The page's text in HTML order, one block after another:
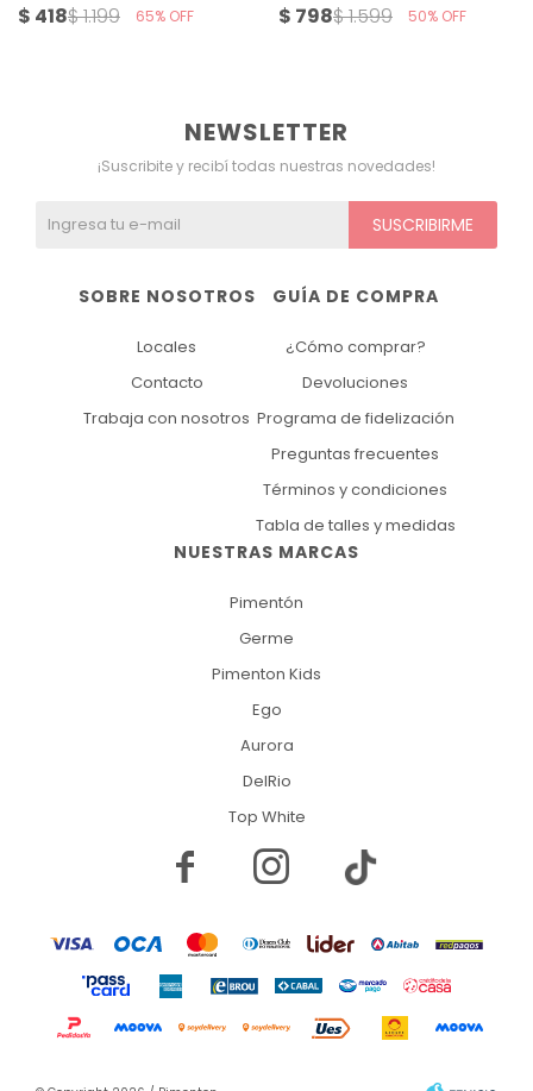
$ 418$1.199 65 $ 798$1.599 50
NUESTRAS MARCAS
Pimentón
Germe
Pimenton Kids
Ego
Aurora
DelRio
Top White
GUÍA DE COMPRA
¿Cómo comprar?
Devoluciones
Programa de fidelización
Preguntas frecuentes
Términos y condiciones
Tabla de talles y medidas
SOBRE NOSOTROS
Locales
Contacto
Trabaja con nosotros
NEWSLETTER
¡Suscribite y recibí todas nuestras novedades!
SUSCRIBIRME
 